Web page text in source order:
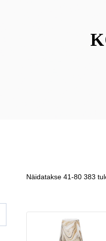
Näidatakse 41-80 383